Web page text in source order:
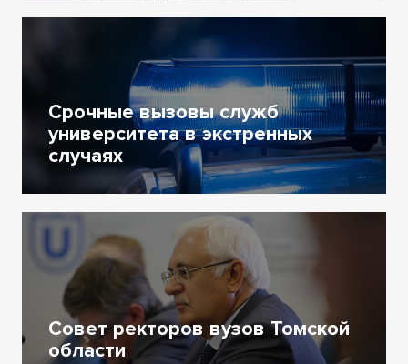
Срочные вызовы служб
университета в экстренных
случаях
Совет ректоров вузов Томской
области